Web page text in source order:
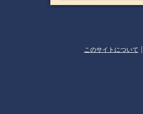
このサイトについて